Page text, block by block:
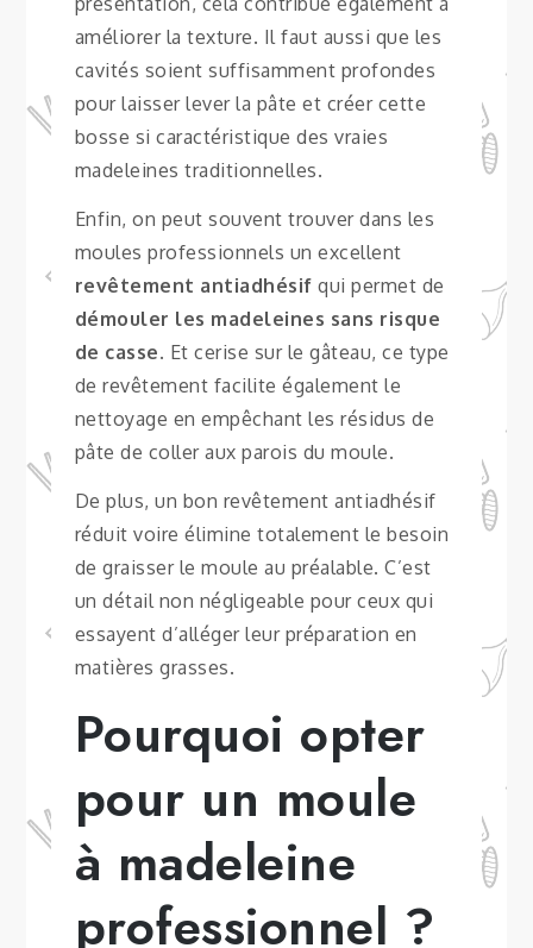
améliorer la texture. Il faut aussi que les
cavités soient suffisamment profondes
pour laisser lever la pâte et créer cette
bosse si caractéristique des vraies
madeleines traditionnelles.
Enfin, on peut souvent trouver dans les
moules professionnels un excellent
revêtement antiadhésif qui permet de
démouler les madeleines sans risque
de casse. Et cerise sur le gâteau, ce type
de revêtement facilite également le
nettoyage en empêchant les résidus de
pâte de coller aux parois du moule.
De plus, un bon revêtement antiadhésif
réduit voire élimine totalement le besoin
de graisser le moule au préalable. C’est
un détail non négligeable pour ceux qui
essayent d’alléger leur préparation en
matières grasses.
Pourquoi opter
pour un moule
à madeleine
professionnel ?